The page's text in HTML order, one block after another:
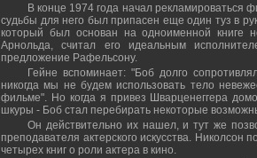
В конце 1974 года начал рекламироваться
судьбы для него был припасен еще один туз в
который был основан на одноименной книге
Арнольда, считал его идеальным
предложение Рафельсону.
Гейне вспоминает: "Боб долго
никогда мы не будем использовать тело
фильме". Но когда я привез Шварценеггера
шкуры - Боб стал перебирать некоторые
Он действительно их нашел, и тут же
преподавателя актерского искусства. Николсон
четырех книг о роли актера в кино.